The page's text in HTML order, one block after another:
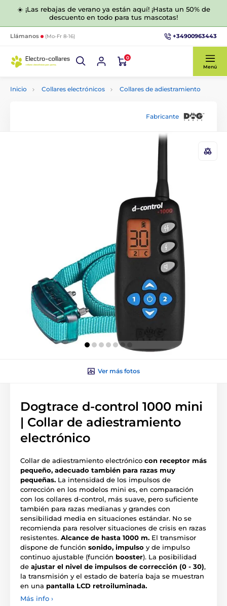
☀️ ¡Las rebajas de verano ya están aquí! ¡Hasta un 50% de
descuento en todo para tus mascotas!
Llámanos (Mo-Fr 8-16) +34900963443
0
Menú
Inicio Collares electrónicos Collares de adiestramiento
Fabricante
Ver más fotos
Dogtrace d-control 1000 mini
| Collar de adiestramiento
electrónico
Collar de adiestramiento electrónico con receptor más
pequeño, adecuado también para razas muy
pequeñas. La intensidad de los impulsos de
corrección en los modelos mini es, en comparación
con los collares d-control, más suave, pero suficiente
también para razas medianas y grandes con
sensibilidad media en situaciones estándar. No se
recomienda para resolver situaciones de crisis en razas
resistentes. Alcance de hasta 1000 m. El transmisor
dispone de función sonido, impulso y de impulso
continuo ajustable (función booster). La posibilidad
de ajustar el nivel de impulsos de corrección (0 - 30),
la transmisión y el estado de batería baja se muestran
en una pantalla LCD retroiluminada.
Más info ›